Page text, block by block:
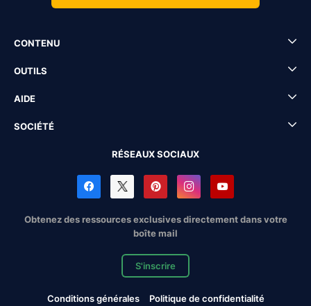
CONTENU
OUTILS
AIDE
SOCIÉTÉ
RÉSEAUX SOCIAUX
Obtenez des ressources exclusives directement dans votre
boîte mail
S'inscrire
Conditions générales Politique de confidentialité